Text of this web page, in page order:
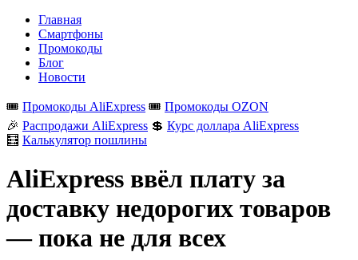
Главная
Смартфоны
Промокоды
Блог
Новости
🎟️ Промокоды AliExpress 🎟️ Промокоды OZON
🎉 Распродажи AliExpress 💲 Курс доллара AliExpress
🧮 Калькулятор пошлины
AliExpress ввёл плату за
доставку недорогих товаров
— пока не для всех